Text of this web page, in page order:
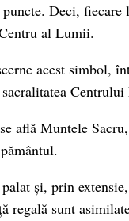
Deci, fiecare
al Lumii.
acest simbol,
sacralitatea
află Muntele
și, prin
regală sunt